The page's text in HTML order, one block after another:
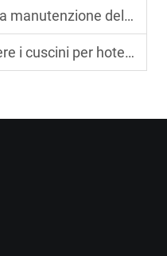
per cuscini negli hotel: freschezza e igiene
soddisfino le diverse preferenze degli ospiti